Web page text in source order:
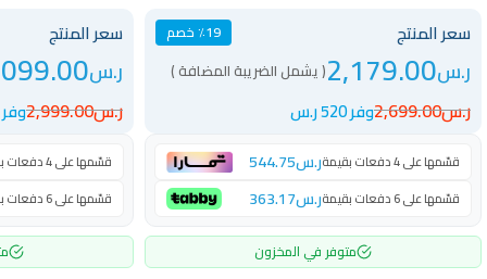
سعر المنتج ٪19 خصم
ر.س2,179.00( يشمل الضريبة المضافة )
ر.س2,699.00وفر 520 ر.س
قسّمها على 4 دفعات بقيمة ر.س544.75
قسّمها على 6 دفعات بقيمة ر.س363.17
متوفر في المخزون
سعر المنتج
ر.س
ر.س2,999.00وفر 900 ر.س
قسّمها على 4 دفعات بقيمة
قسّمها على 6 دفعات بقيمة